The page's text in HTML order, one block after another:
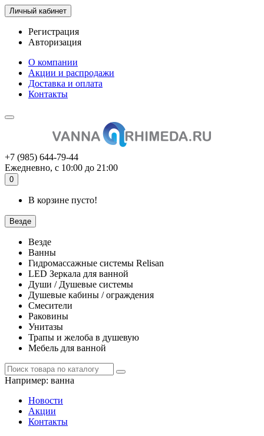
Личный кабинет
Регистрация
Авторизация
О компании
Акции и распродажи
Доставка и оплата
Контакты
+7 (985) 644-79-44
Ежедневно, с 10:00 до 21:00
0
В корзине пусто!
Везде
Везде
Ванны
Гидромассажные системы Relisan
LED Зеркала для ванной
Души / Душевые системы
Душевые кабины / ограждения
Смесители
Раковины
Унитазы
Трапы и желоба в душевую
Мебель для ванной
Например: ванна
Новости
Акции
Контакты